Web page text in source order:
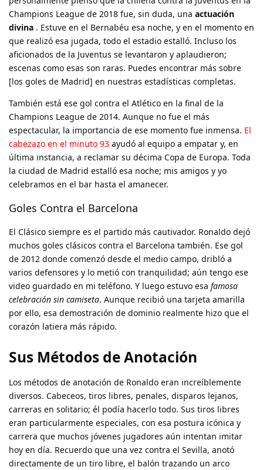
Champions League de 2018 fue, sin duda, una actuación
divina . Estuve en el Bernabéu esa noche, y en el momento en
que realizó esa jugada, todo el estadio estalló. Incluso los
aficionados de la Juventus se levantaron y aplaudieron;
escenas como esas son raras. Puedes encontrar más sobre
[los goles de Madrid] en nuestras estadísticas completas.
También está ese gol contra el Atlético en la final de la
Champions League de 2014. Aunque no fue el más
espectacular, la importancia de ese momento fue inmensa. El
cabezazo en el minuto 93 ayudó al equipo a empatar y, en
última instancia, a reclamar su décima Copa de Europa. Toda
la ciudad de Madrid estalló esa noche; mis amigos y yo
celebramos en el bar hasta el amanecer.
Goles Contra el Barcelona
El Clásico siempre es el partido más cautivador. Ronaldo dejó
muchos goles clásicos contra el Barcelona también. Ese gol
de 2012 donde comenzó desde el medio campo, dribló a
varios defensores y lo metió con tranquilidad; aún tengo ese
video guardado en mi teléfono. Y luego estuvo esa famosa
celebración sin camiseta. Aunque recibió una tarjeta amarilla
por ello, esa demostración de dominio realmente hizo que el
corazón latiera más rápido.
Sus Métodos de Anotación
Los métodos de anotación de Ronaldo eran increíblemente
diversos. Cabeceos, tiros libres, penales, disparos lejanos,
carreras en solitario; él podía hacerlo todo. Sus tiros libres
eran particularmente especiales, con esa postura icónica y
carrera que muchos jóvenes jugadores aún intentan imitar
hoy en día. Recuerdo que una vez contra el Sevilla, anotó
directamente de un tiro libre, el balón trazando un arco